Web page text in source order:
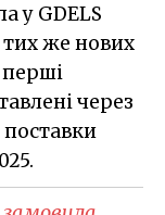
у GDELS
тих же нових
перші
через
поставки